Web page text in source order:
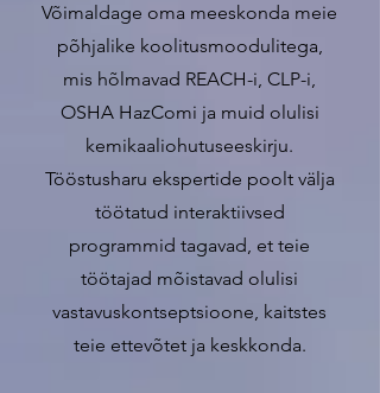
Võimaldage oma meeskonda meie
põhjalike koolitusmoodulitega,
mis hõlmavad REACH-i, CLP-i,
OSHA HazComi ja muid olulisi
kemikaaliohutuseeskirju.
Tööstusharu ekspertide poolt välja
töötatud interaktiivsed
programmid tagavad, et teie
töötajad mõistavad olulisi
vastavuskontseptsioone, kaitstes
teie ettevõtet ja keskkonda.